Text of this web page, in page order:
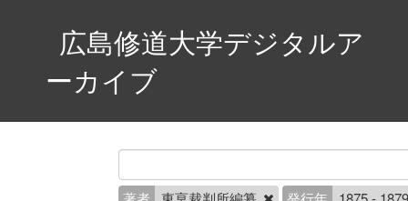
広島修道大学デジタルア
ーカイブ